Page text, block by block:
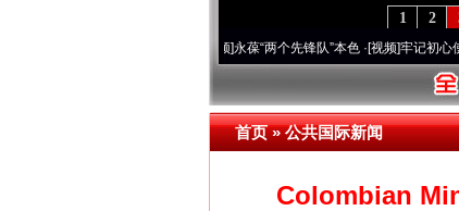
2
1
永葆“两个先锋队”本色·[视频]牢记初心使命 奋
首页»公共国际新闻
Colombian
网上购药对药下症？